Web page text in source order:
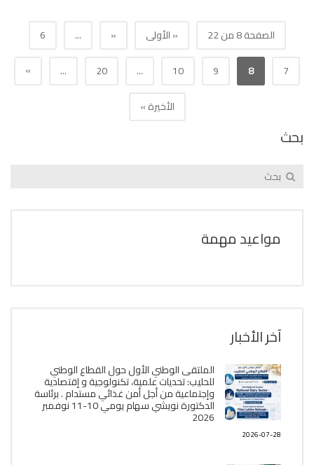
الصفحة 8 من 22 « الأولى «
...
6
7
8
9
10
...
20
...
»
الأخيرة »
بحث
مواعيد مهمة
آخر الأخبار
الملتقى الوطني الأول حول القطاع الوطني
للحليب: تحديات علمية، تكنولوجية و إقتصادية
وإجتماعية من أجل أمن غذائي مستدام . برئاسة
الدكتورة نويشي سهام يومي 10-11 نوفمبر
2026
2026-07-28